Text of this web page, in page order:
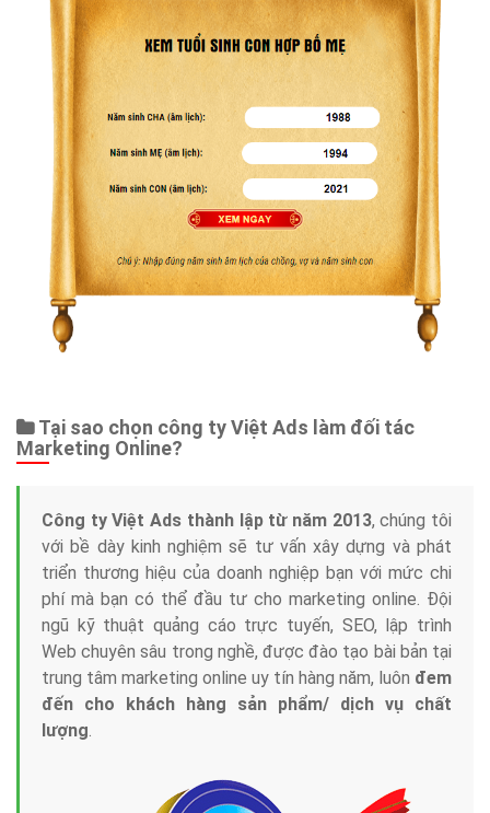
Tại sao chọn công ty Việt Ads làm đối tác
Marketing Online?
Công ty Việt Ads thành lập từ năm 2013, chúng tôi
với bề dày kinh nghiệm sẽ tư vấn xây dựng và phát
triển thương hiệu của doanh nghiệp bạn với mức chi
phí mà bạn có thể đầu tư cho marketing online. Đội
ngũ kỹ thuật quảng cáo trực tuyến, SEO, lập trình
Web chuyên sâu trong nghề, được đào tạo bài bản tại
trung tâm marketing online uy tín hàng năm, luôn đem
đến cho khách hàng sản phẩm/ dịch vụ chất
lượng.